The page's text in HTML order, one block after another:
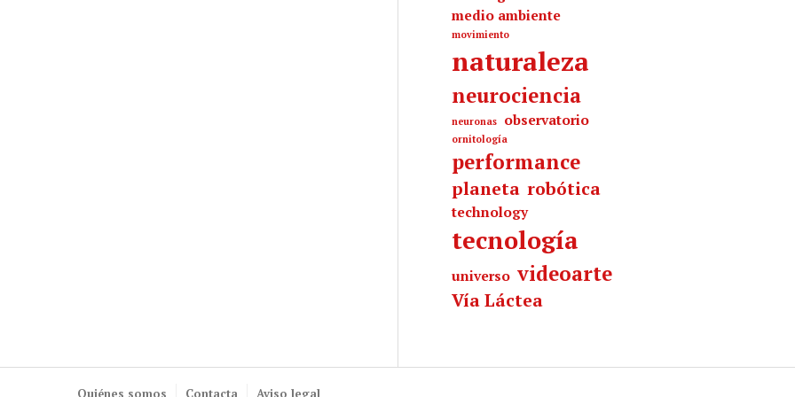
medio ambiente
movimiento
naturaleza
neurociencia
neuronas observatorio
ornitología
performance
planeta robótica
technology
tecnología
universo videoarte
Vía Láctea
Quiénes somos Contacta Aviso legal